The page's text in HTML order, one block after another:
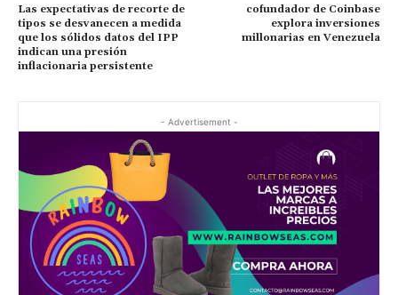
Las expectativas de recorte de
tipos se desvanecen a medida
que los sólidos datos del IPP
indican una presión
inflacionaria persistente
cofundador de Coinbase
explora inversiones
millonarias en Venezuela
- Advertisement -